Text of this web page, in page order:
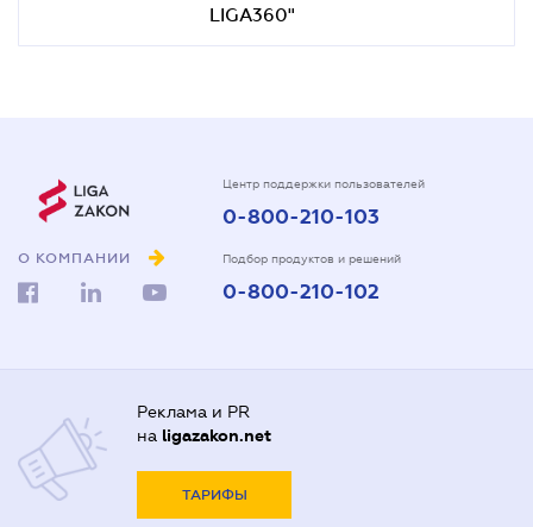
LIGA360"
О КОМПАНИИ
Центр поддержки пользователей
0-800-210-103
Подбор продуктов и решений
0-800-210-102
Реклама и PR
на ligazakon.net
ТАРИФЫ